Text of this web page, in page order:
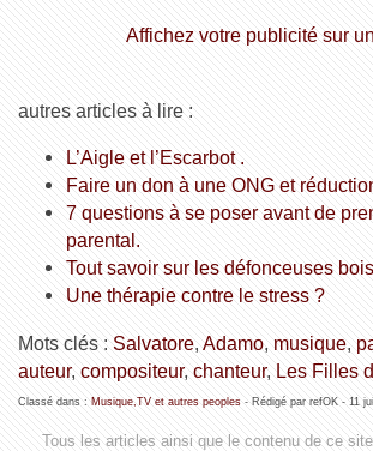
Affichez votre publicité sur
autres articles à lire :
L’Aigle et l’Escarbot .
Faire un don à une ONG et
7 questions à se poser avant de
parental.
Tout savoir sur les défonceuses bois
Une thérapie contre le stress ?
Mots clés : Salvatore, Adamo, musique,
auteur, compositeur, chanteur, Les Filles
Classé dans : Musique,TV et autres peoples- Rédigé par refOK - 11
Tous les articles ainsi que le contenu de ce